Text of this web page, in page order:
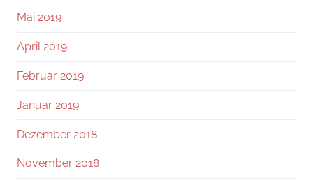
Mai 2019
April 2019
Februar 2019
Januar 2019
Dezember 2018
November 2018